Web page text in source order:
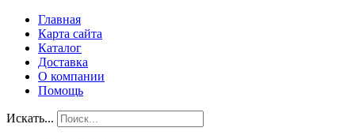
Главная
Карта сайта
Каталог
Доставка
О компании
Помощь
Искать...